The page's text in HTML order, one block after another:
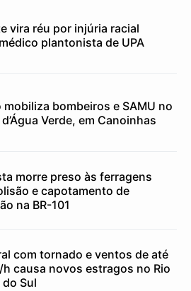
vira réu por injúria racial
plantonista de UPA
mobiliza bombeiros e SAMU no
Verde, em Canoinhas
morre preso às ferragens
e capotamento de
na BR-101
com tornado e ventos de até
h causa novos estragos no Rio
do Sul